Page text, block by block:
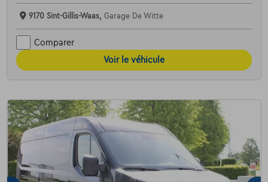
9170 Sint-Gillis-Waas, Garage De Witte
Comparer
Voir le véhicule